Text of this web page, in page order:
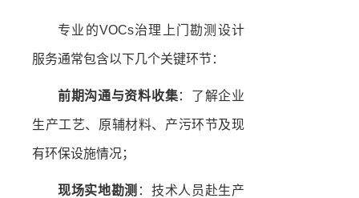
专业的VOCs治理上门勘测设计
服务通常包含以下几个关键环节：
前期沟通与资料收集：了解企业
生产工艺、原辅材料、产污环节及现
有环保设施情况；
现场实地勘测 ：技术人员赴生产